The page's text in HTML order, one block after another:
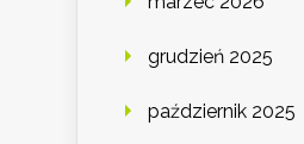
grudzień 2025
październik 2025